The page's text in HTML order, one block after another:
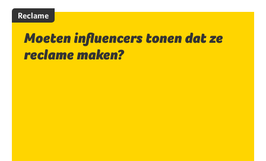
Reclame
Moeten influencers tonen dat ze
reclame maken?